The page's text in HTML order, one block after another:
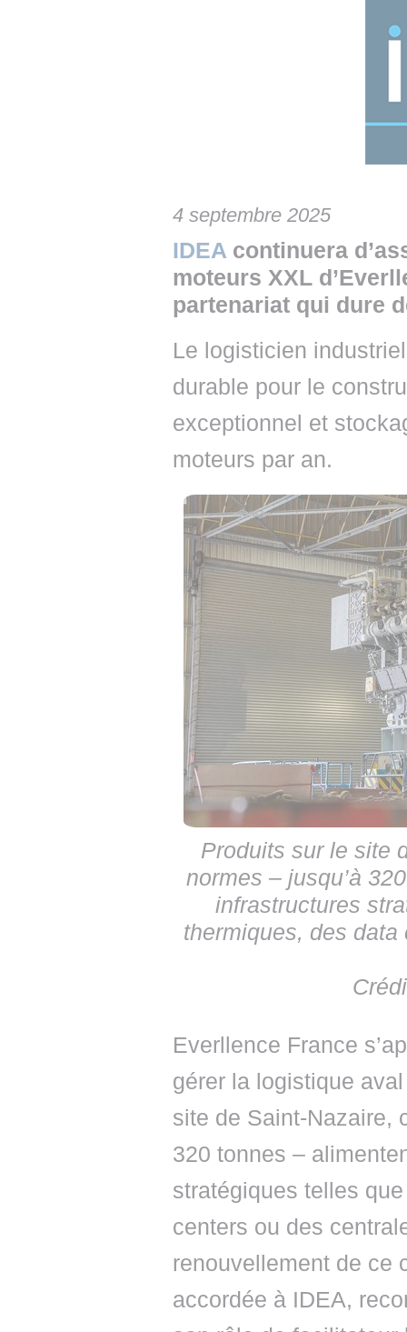
•
👉
4 septembre 2025
IDEA continuera
moteurs XXL
partenariat qui dure
Le logisticien
durable pour le
exceptionnel et
moteurs par an.
Produits sur le site
normes – jusqu’à
infrastructures
thermiques, des
Everllence France
gérer la logistique
site de Saint-Nazaire,
320 tonnes –
stratégiques telles
centers ou des
renouvellement de ce
accordée à IDEA,